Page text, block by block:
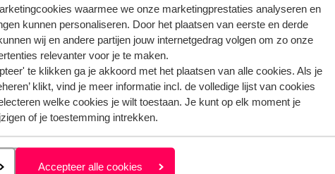
waarmee we onze marketingprestaties analyseren en
kunnen personaliseren. Door het plaatsen van eerste en derde
wij en andere partijen jouw internetgedrag volgen om zo onze
relevanter voor je te maken.
te klikken ga je akkoord met het plaatsen van alle cookies. Als je
klikt, vind je meer informatie incl. de volledige lijst van cookies
welke cookies je wilt toestaan. Je kunt op elk moment je
of je toestemming intrekken.
Accepteer alle cookies
persoon wijzigen? (indeplaatsstelling)
< Vorige Volgende >